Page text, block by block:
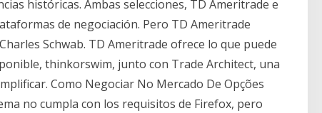
históricas. Ambas selecciones, TD Ameritrade e
de negociación. Pero TD Ameritrade
Schwab. TD Ameritrade ofrece lo que puede
thinkorswim, junto con Trade Architect, una
Como Negociar No Mercado De Opções
no cumpla con los requisitos de Firefox, pero